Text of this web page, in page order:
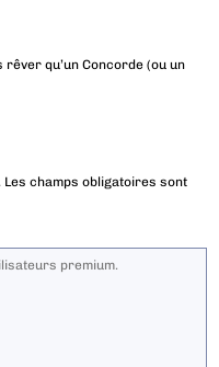
rêver qu’un Concorde (ou un
Les champs obligatoires sont